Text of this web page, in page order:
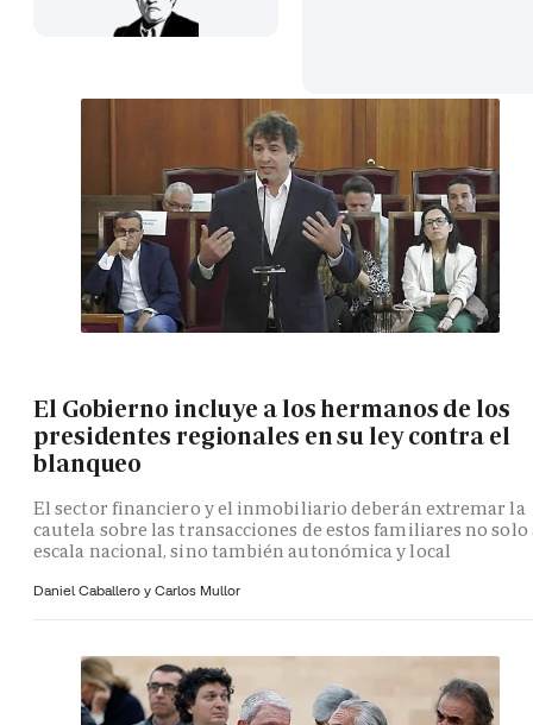
El Gobierno incluye a los hermanos de los
presidentes regionales en su ley contra el
blanqueo
El sector financiero y el inmobiliario deberán extremar la
cautela sobre las transacciones de estos familiares no solo
escala nacional, sino también autonómica y local
Daniel Caballero y Carlos Mullor